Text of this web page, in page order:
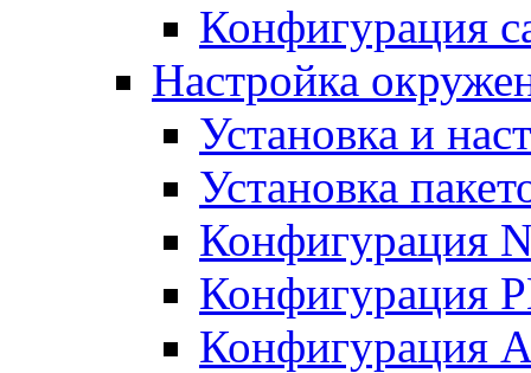
Конфигурация
Настройка
Установка и
Установка
Конфигурация
Конфигурация
Конфигурация